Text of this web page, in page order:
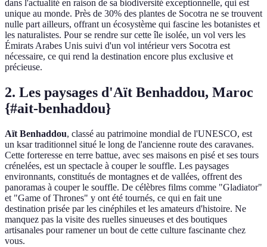
dans l'actualité en raison de sa biodiversité exceptionnelle, qui est
unique au monde. Près de 30% des plantes de Socotra ne se trouvent
nulle part ailleurs, offrant un écosystème qui fascine les botanistes et
les naturalistes. Pour se rendre sur cette île isolée, un vol vers les
Émirats Arabes Unis suivi d'un vol intérieur vers Socotra est
nécessaire, ce qui rend la destination encore plus exclusive et
précieuse.
2. Les paysages d'Aït Benhaddou, Maroc
{#ait-benhaddou}
Aït Benhaddou, classé au patrimoine mondial de l'UNESCO, est
un ksar traditionnel situé le long de l'ancienne route des caravanes.
Cette forteresse en terre battue, avec ses maisons en pisé et ses tours
crénelées, est un spectacle à couper le souffle. Les paysages
environnants, constitués de montagnes et de vallées, offrent des
panoramas à couper le souffle. De célèbres films comme "Gladiator"
et "Game of Thrones" y ont été tournés, ce qui en fait une
destination prisée par les cinéphiles et les amateurs d'histoire. Ne
manquez pas la visite des ruelles sinueuses et des boutiques
artisanales pour ramener un bout de cette culture fascinante chez
vous.